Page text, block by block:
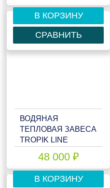
В КОРЗИНУ
СРАВНИТЬ
ВОДЯНАЯ
ТЕПЛОВАЯ ЗАВЕСА
TROPIK LINE
48 000 ₽
В КОРЗИНУ